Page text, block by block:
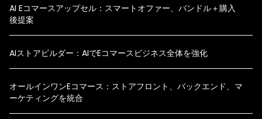
AI Eコマースアップセル：スマートオファー、バンドル＋購入
後提案
AIストアビルダー：AIでEコマースビジネス全体を強化
オールインワンEコマース：ストアフロント、バックエンド、マ
ーケティングを統合